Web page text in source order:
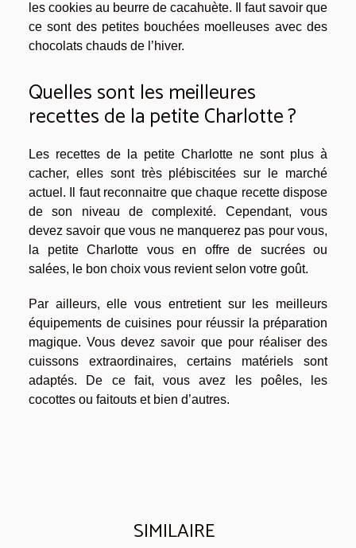
les cookies au beurre de cacahuète. Il faut savoir que
ce sont des petites bouchées moelleuses avec des
chocolats chauds de l’hiver.
Quelles sont les meilleures
recettes de la petite Charlotte ?
Les recettes de la petite Charlotte ne sont plus à
cacher, elles sont très plébiscitées sur le marché
actuel. Il faut reconnaitre que chaque recette dispose
de son niveau de complexité. Cependant, vous
devez savoir que vous ne manquerez pas pour vous,
la petite Charlotte vous en offre de sucrées ou
salées, le bon choix vous revient selon votre goût.
Par ailleurs, elle vous entretient sur les meilleurs
équipements de cuisines pour réussir la préparation
magique. Vous devez savoir que pour réaliser des
cuissons extraordinaires, certains matériels sont
adaptés. De ce fait, vous avez les poêles, les
cocottes ou faitouts et bien d’autres.
SIMILAIRE